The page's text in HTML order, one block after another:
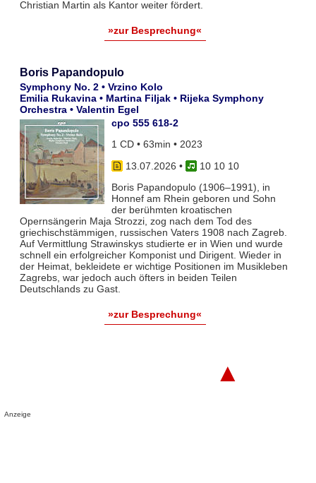
Christian Martin als Kantor weiter fördert.
»zur Besprechung«
Boris Papandopulo
Symphony No. 2 • Vrzino Kolo
Emilia Rukavina • Martina Filjak • Rijeka Symphony
Orchestra • Valentin Egel
cpo 555 618-2
1 CD • 63min • 2023
13.07.2026 •
10 10 10
Boris Papandopulo (1906–1991), in
Honnef am Rhein geboren und Sohn
der berühmten kroatischen
Opernsängerin Maja Strozzi, zog nach dem Tod des
griechischstämmigen, russischen Vaters 1908 nach Zagreb.
Auf Vermittlung Strawinskys studierte er in Wien und wurde
schnell ein erfolgreicher Komponist und Dirigent. Wieder in
der Heimat, bekleidete er wichtige Positionen im Musikleben
Zagrebs, war jedoch auch öfters in beiden Teilen
Deutschlands zu Gast.
»zur Besprechung«
▲
Anzeige